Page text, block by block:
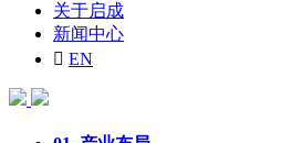
关于启成
新闻中心
 EN